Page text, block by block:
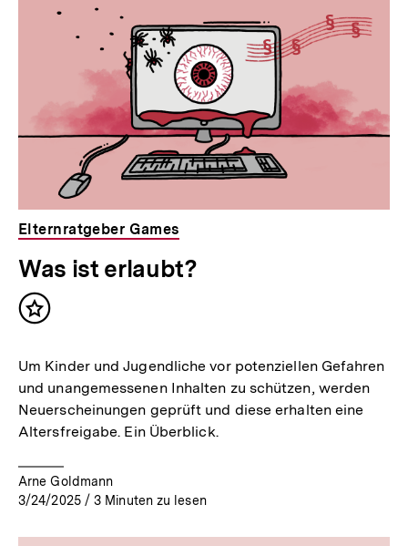
Elternratgeber Games
Was ist erlaubt?
Inhalt
Um Kinder und Jugendliche vor potenziellen Gefahren
und unangemessenen Inhalten zu schützen, werden
Neuerscheinungen geprüft und diese erhalten eine
Altersfreigabe. Ein Überblick.
Arne Goldmann
3/24/2025 / 3 Minuten zu lesen